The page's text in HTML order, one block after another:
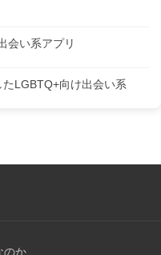
会い系アプリ
LGBTQ+向け出会い系
のか